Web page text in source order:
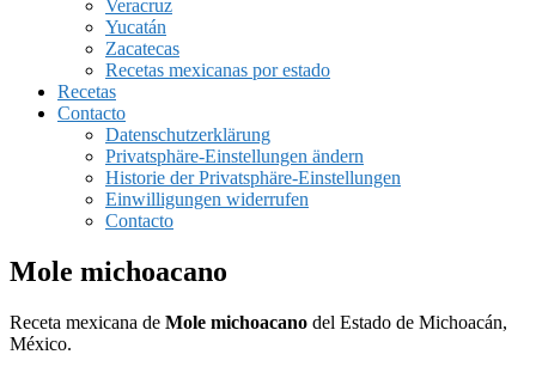
Veracruz
Yucatán
Zacatecas
Recetas mexicanas por estado
Recetas
Contacto
Datenschutzerklärung
Privatsphäre-Einstellungen ändern
Historie der Privatsphäre-Einstellungen
Einwilligungen widerrufen
Contacto
Mole michoacano
Receta mexicana de Mole michoacano del Estado de Michoacán,
México.